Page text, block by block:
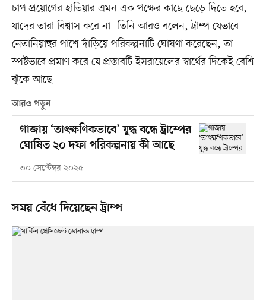
চাপ প্রয়োগের হাতিয়ার এমন এক পক্ষের কাছে ছেড়ে দিতে হবে,
যাদের তারা বিশ্বাস করে না। তিনি আরও বলেন, ট্রাম্প যেভাবে
নেতানিয়াহুর পাশে দাঁড়িয়ে পরিকল্পনাটি ঘোষণা করেছেন, তা
স্পষ্টভাবে প্রমাণ করে যে প্রস্তাবটি ইসরায়েলের স্বার্থের দিকেই বেশি
ঝুঁকে আছে।
আরও পড়ুন
গাজায় ‘তাৎক্ষণিকভাবে’ যুদ্ধ বন্ধে ট্রাম্পের
ঘোষিত ২০ দফা পরিকল্পনায় কী আছে
৩০ সেপ্টেম্বর ২০২৫
সময় বেঁধে দিয়েছেন ট্রাম্প